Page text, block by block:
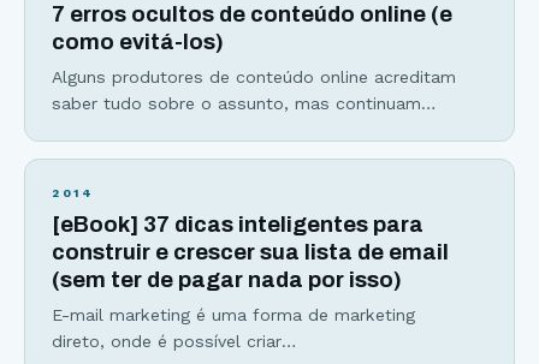
transformar esse interesse em comum em um
7 erros ocultos de conteúdo online (e
como evitá-los)
Alguns produtores de conteúdo online acreditam
saber tudo sobre o assunto, mas continuam
dificultam a conquista dos resultados que o
online e o que você pode fazer para evitá-los. Erro
#1:
2014
[eBook] 37 dicas inteligentes para
construir e crescer sua lista de email
(sem ter de pagar nada por isso)
E-mail marketing é uma forma de marketing
direto, onde é possível criar